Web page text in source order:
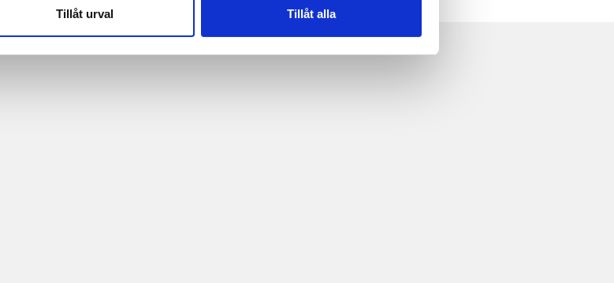
Tillåt urval Tillåt alla